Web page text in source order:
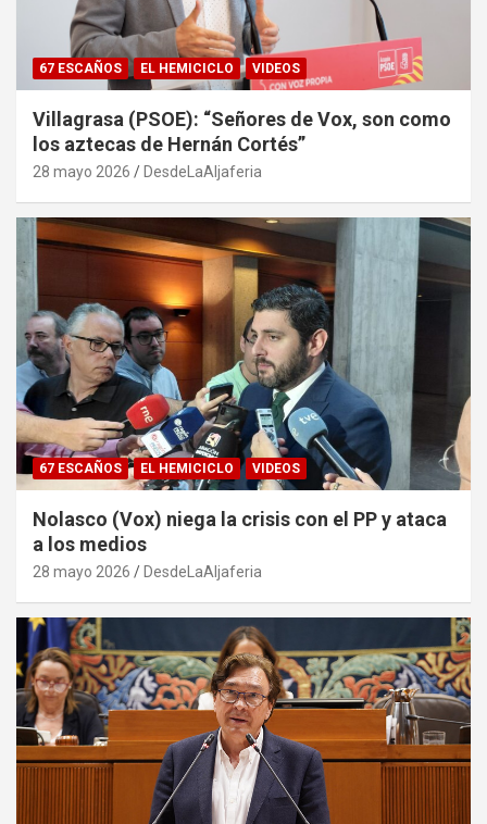
67 ESCAÑOS EL HEMICICLO VIDEOS
Villagrasa (PSOE): “Señores de Vox, son como
los aztecas de Hernán Cortés”
28 mayo 2026 DesdeLaAljaferia
67 ESCAÑOS EL HEMICICLO VIDEOS
Nolasco (Vox) niega la crisis con el PP y ataca
a los medios
28 mayo 2026 DesdeLaAljaferia